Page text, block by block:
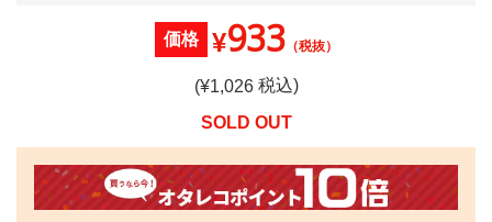
価格 ¥933（税抜）
(¥1,026税込)
SOLD OUT